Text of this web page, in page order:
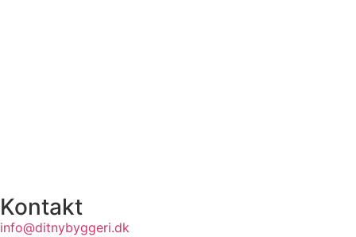
Kontakt
info@ditnybyggeri.dk